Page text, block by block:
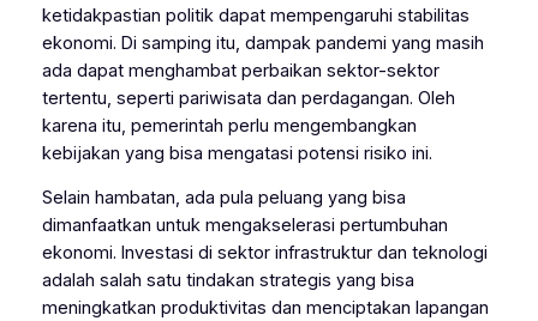
ketidakpastian politik dapat mempengaruhi stabilitas
ekonomi. Di samping itu, dampak pandemi yang masih
ada dapat menghambat perbaikan sektor-sektor
tertentu, seperti pariwisata dan perdagangan. Oleh
karena itu, pemerintah perlu mengembangkan
kebijakan yang bisa mengatasi potensi risiko ini.
Selain hambatan, ada pula peluang yang bisa
dimanfaatkan untuk mengakselerasi pertumbuhan
ekonomi. Investasi di sektor infrastruktur dan teknologi
adalah salah satu tindakan strategis yang bisa
meningkatkan produktivitas dan menciptakan lapangan